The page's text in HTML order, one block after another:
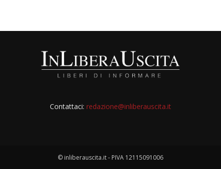
Contattaci: redazione@inliberauscita.it
© inliberauscita.it - PIVA 12115091006